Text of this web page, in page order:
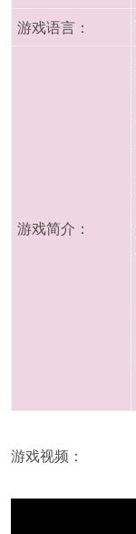
游戏语言：
游戏简介：
游戏视频：